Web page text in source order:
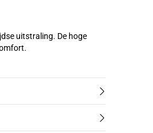
uitstraling. De hoge